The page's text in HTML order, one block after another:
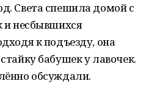
Света спешила домой с
и несбывшихся
к подъезду, она
бабушек у лавочек.
обсуждали.